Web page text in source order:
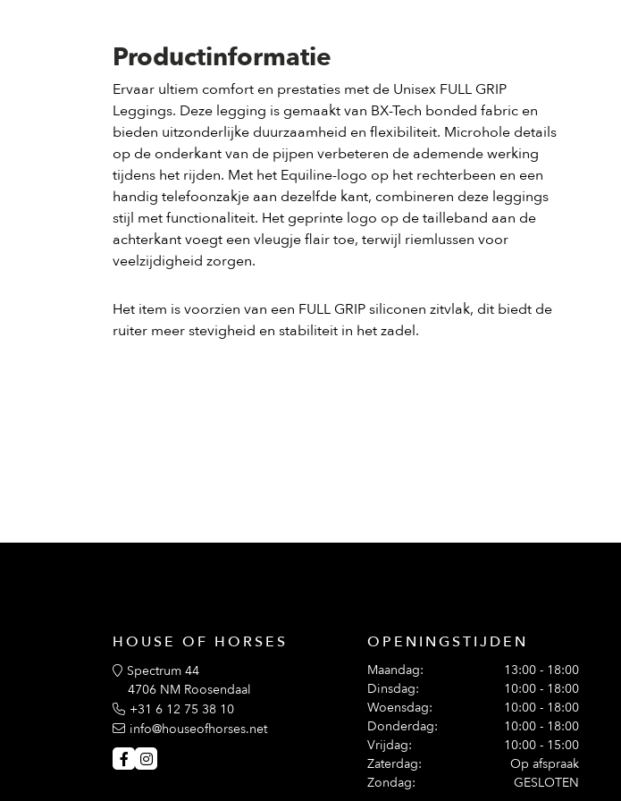
Productinformatie
Ervaar ultiem comfort en prestaties met de Unisex FULL GRIP
Leggings. Deze legging is gemaakt van BX-Tech bonded fabric en
bieden uitzonderlijke duurzaamheid en flexibiliteit. Microhole details
op de onderkant van de pijpen verbeteren de ademende werking
tijdens het rijden. Met het Equiline-logo op het rechterbeen en een
handig telefoonzakje aan dezelfde kant, combineren deze leggings
stijl met functionaliteit. Het geprinte logo op de tailleband aan de
achterkant voegt een vleugje flair toe, terwijl riemlussen voor
veelzijdigheid zorgen.
Het item is voorzien van een FULL GRIP siliconen zitvlak, dit biedt de
ruiter meer stevigheid en stabiliteit in het zadel.
HOUSE OF HORSES
Spectrum 44
4706 NM Roosendaal
+31 6 12 75 38 10
info@houseofhorses.net
OPENINGSTIJDEN
Maandag:
13:00 - 18:00
Dinsdag:
10:00 - 18:00
Woensdag:
10:00 - 18:00
Donderdag:
10:00 - 18:00
Vrijdag:
10:00 - 15:00
Zaterdag:
Op afspraak
Zondag:
GESLOTEN